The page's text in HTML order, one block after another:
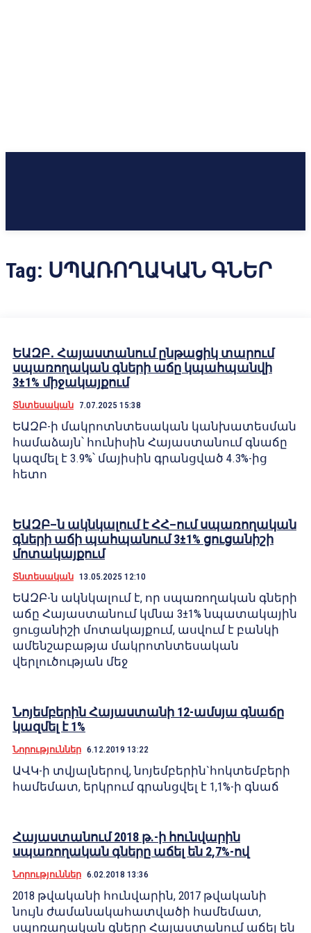
Tag: ՍՊԱՌՈՂԱԿԱՆ ԳՆԵՐ
ԵԱԶԲ․ Հայաստանում ընթացիկ տարում
սպառողական գների աճը կպահպանվի
3±1% միջակայքում
Տնտեսական 7.07.2025 15:38
ԵԱԶԲ-ի մակրոտնտեսական կանխատեսման
համաձայն՝ հունիսին Հայաստանում գնաճը
կազմել է 3.9%՝ մայիսին գրանցված 4.3%-ից
հետո
ԵԱԶԲ–ն ակնկալում է ՀՀ–ում սպառողական
գների աճի պահպանում 3±1% ցուցանիշի
մոտակայքում
Տնտեսական 13.05.2025 12:10
ԵԱԶԲ-ն ակնկալում է, որ սպառողական գների
աճը Հայաստանում կմնա 3±1% նպատակային
ցուցանիշի մոտակայքում, ասվում է բանկի
ամենշաբաթյա մակրոտնտեսական
վերլուծության մեջ
Նոյեմբերին Հայաստանի 12-ամսյա գնաճը
կազմել է 1%
Նորություններ 6.12.2019 13:22
ԱՎԿ-ի տվյալներով, նոյեմբերին`հոկտեմբերի
համեմատ, երկրում գրանցվել է 1,1%-ի գնաճ
Հայաստանում 2018 թ.-ի հունվարին
սպառողական գները աճել են 2,7%-ով
Նորություններ 6.02.2018 13:36
2018 թվականի հունվարին, 2017 թվականի
նույն ժամանակահատվածի համեմատ,
սպոռաղական գները Հայաստանում աճել են